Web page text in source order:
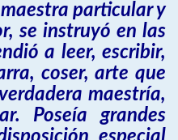
particular y
se instruyó en las
a leer, escribir,
coser, arte que
maestría,
Poseía grandes